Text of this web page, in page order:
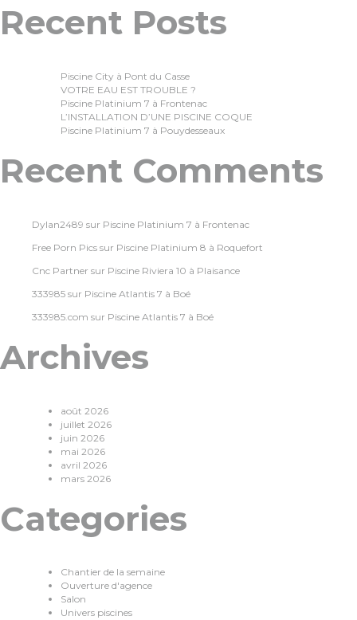
Recent Posts
Piscine City à Pont du Casse
VOTRE EAU EST TROUBLE ?
Piscine Platinium 7 à Frontenac
L’INSTALLATION D’UNE PISCINE COQUE
Piscine Platinium 7 à Pouydesseaux
Recent Comments
Dylan2489 sur Piscine Platinium 7 à Frontenac
Free Porn Pics sur Piscine Platinium 8 à Roquefort
Cnc Partner sur Piscine Riviera 10 à Plaisance
333985 sur Piscine Atlantis 7 à Boé
333985.com sur Piscine Atlantis 7 à Boé
Archives
août 2026
juillet 2026
juin 2026
mai 2026
avril 2026
mars 2026
Categories
Chantier de la semaine
Ouverture d'agence
Salon
Univers piscines